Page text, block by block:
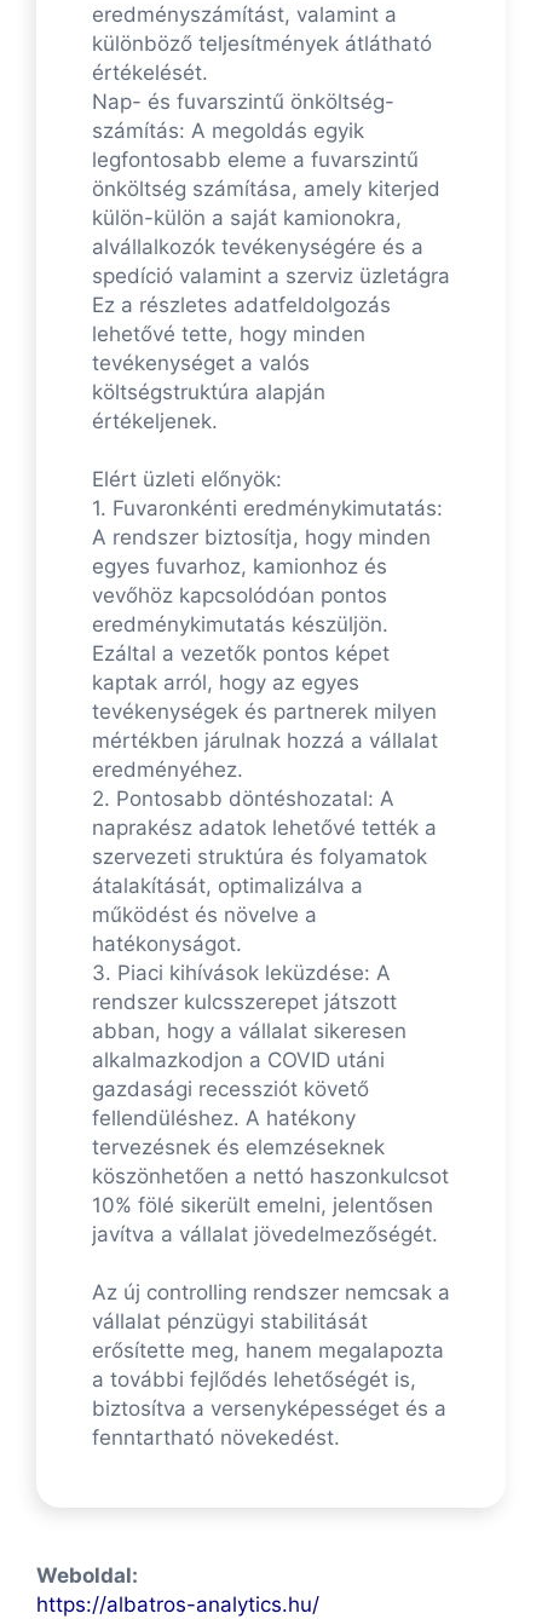
eredményszámítást, valamint a
különböző teljesítmények átlátható
értékelését.
Nap- és fuvarszintű önköltség-
számítás: A megoldás egyik
legfontosabb eleme a fuvarszintű
önköltség számítása, amely kiterjed
külön-külön a saját kamionokra,
alvállalkozók tevékenységére és a
spedíció valamint a szerviz üzletágra
Ez a részletes adatfeldolgozás
lehetővé tette, hogy minden
tevékenységet a valós
költségstruktúra alapján
értékeljenek.
Elért üzleti előnyök:
1. Fuvaronkénti eredménykimutatás:
A rendszer biztosítja, hogy minden
egyes fuvarhoz, kamionhoz és
vevőhöz kapcsolódóan pontos
eredménykimutatás készüljön.
Ezáltal a vezetők pontos képet
kaptak arról, hogy az egyes
tevékenységek és partnerek milyen
mértékben járulnak hozzá a vállalat
eredményéhez.
2. Pontosabb döntéshozatal: A
naprakész adatok lehetővé tették a
szervezeti struktúra és folyamatok
átalakítását, optimalizálva a
működést és növelve a
hatékonyságot.
3. Piaci kihívások leküzdése: A
rendszer kulcsszerepet játszott
abban, hogy a vállalat sikeresen
alkalmazkodjon a COVID utáni
gazdasági recessziót követő
fellendüléshez. A hatékony
tervezésnek és elemzéseknek
köszönhetően a nettó haszonkulcsot
10% fölé sikerült emelni, jelentősen
javítva a vállalat jövedelmezőségét.
Az új controlling rendszer nemcsak a
vállalat pénzügyi stabilitását
erősítette meg, hanem megalapozta
a további fejlődés lehetőségét is,
biztosítva a versenyképességet és a
fenntartható növekedést.
Weboldal:
https://albatros-analytics.hu/